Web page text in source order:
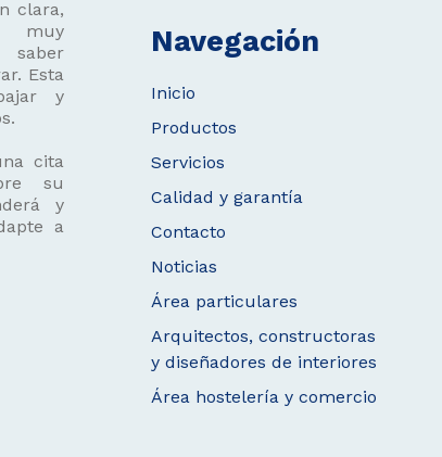
clara,
muy
Esta
y
cita
su
y
a
Navegación
Inicio
Productos
Servicios
Calidad y garantía
Contacto
Noticias
Área particulares
Arquitectos, constructoras
y diseñadores de interiores
Área hostelería y comercio